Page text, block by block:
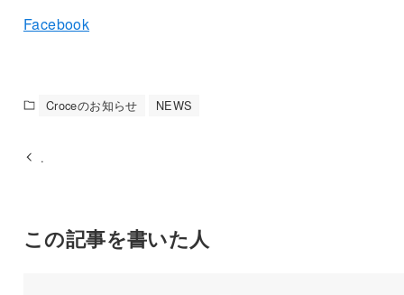
Facebook
Croceのお知らせ NEWS
.
この記事を書いた人